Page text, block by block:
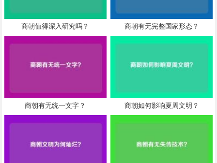
商朝值得深入研究吗？ 商朝有无完整国家形态？
商朝有无统一文字？ 商朝如何影响夏周文明？